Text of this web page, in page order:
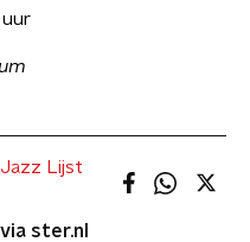
Lijst
ster.nl